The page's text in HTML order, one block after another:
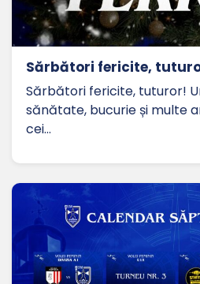
Sărbători fericite,
Sărbători fericite, tuturor!
sănătate, bucurie și multe
cei…